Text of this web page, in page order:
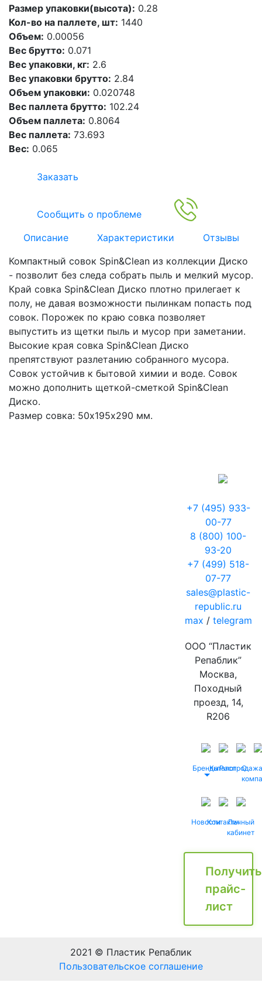
Размер упаковки(высота): 0.28
Кол-во на паллете, шт: 1440
Объем: 0.00056
Вес брутто: 0.071
Вес упаковки, кг: 2.6
Вес упаковки брутто: 2.84
Объем упаковки: 0.020748
Вес паллета брутто: 102.24
Объем паллета: 0.8064
Вес паллета: 73.693
Вес: 0.065
Заказать
Сообщить о проблеме
Описание
Характеристики
Отзывы
Компактный совок Spin&Clean из коллекции Диско
- позволит без следа собрать пыль и мелкий мусор.
Край совка Spin&Clean Диско плотно прилегает к
полу, не давая возможности пылинкам попасть под
совок. Порожек по краю совка позволяет
выпустить из щетки пыль и мусор при заметании.
Высокие края совка Spin&Clean Диско
препятствуют разлетанию собранного мусора.
Совок устойчив к бытовой химии и воде. Совок
можно дополнить щеткой-сметкой Spin&Clean
Диско.
Размер совка: 50х195х290 мм.
+7 (495) 933-
00-77
8 (800) 100-
93-20
+7 (499) 518-
07-77
sales@plastic-
republic.ru
max / telegram
ООО “Пластик
Репаблик”
Москва,
Походный
проезд, 14,
R206
БрендыКаталог
Распродажа
О
НовостиКонтактыЛичный
кабинет
Получить
прайс-
лист
2021 © Пластик Репаблик
Пользовательское соглашение